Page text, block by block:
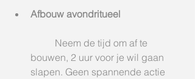
Afbouw avondritueel
bouwen, 2 uur voor je wil gaan
slapen. Geen spannende actie